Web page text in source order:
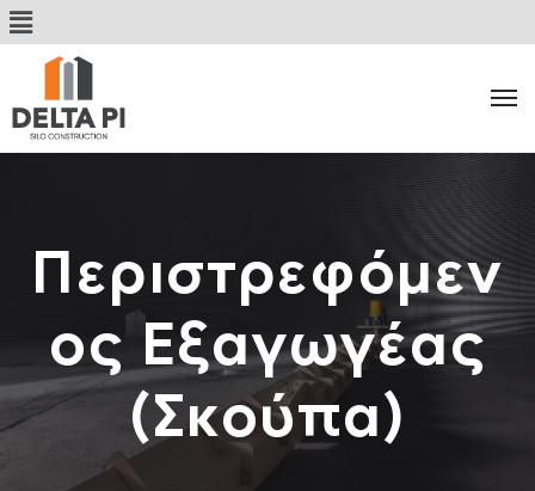
Περιστρεφόμεν
ος Εξαγωγέας
(Σκούπα)